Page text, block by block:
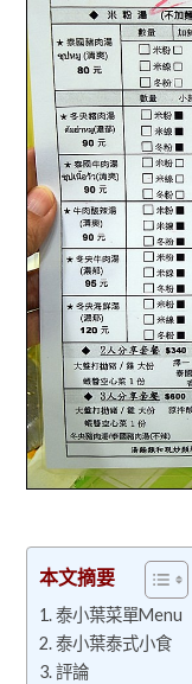
本文摘要
泰小葉菜單Menu
泰小葉泰式小食
評論